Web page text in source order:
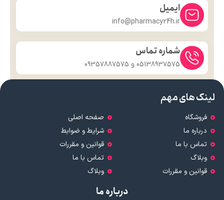
ایمیل
info@pharmacy24h.ir
شماره تماس
05138937575 و 09357887575
لینک های مهم
فروشگاه
درباره ما
تماس با ما
وبلاگ
قوانین و مقررات
صفحه اصلی
شرایط و ضوابط
قوانین و مقررات
تماس با ما
وبلاگ
درباره ما